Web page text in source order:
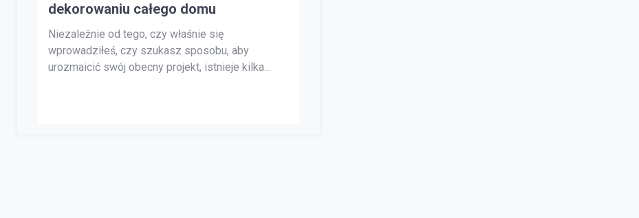
dekorowaniu całego domu
Niezależnie od tego, czy właśnie się
wprowadziłeś, czy szukasz sposobu, aby
urozmaicić swój obecny projekt, istnieje kilka